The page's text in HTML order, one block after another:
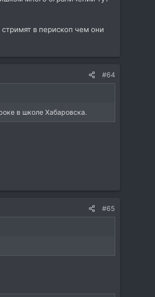
в перископ чем они
#64
в школе Хабаровска.
#65